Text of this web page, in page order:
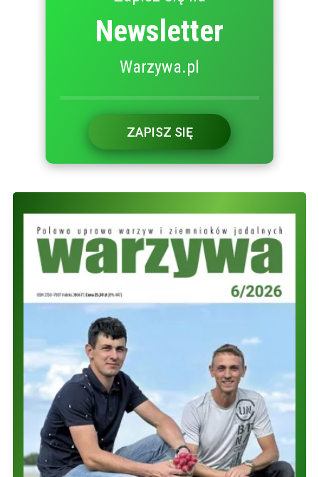
Newsletter
Warzywa.pl
ZAPISZ SIĘ